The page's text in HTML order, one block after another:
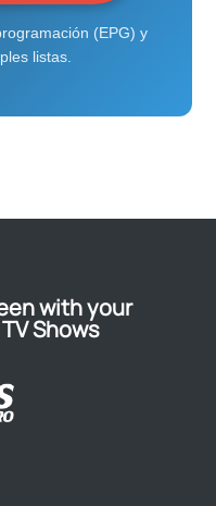
(EPG) y
listas.
with your
Shows